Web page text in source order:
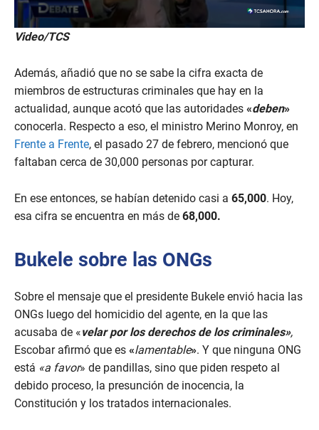
Video/TCS
Además, añadió que no se sabe la cifra exacta de
miembros de estructuras criminales que hay en la
actualidad, aunque acotó que las autoridades «deben»
conocerla. Respecto a eso, el ministro Merino Monroy, en
Frente a Frente, el pasado 27 de febrero, mencionó que
faltaban cerca de 30,000 personas por capturar.
En ese entonces, se habían detenido casi a 65,000. Hoy,
esa cifra se encuentra en más de 68,000.
Bukele sobre las ONGs
Sobre el mensaje que el presidente Bukele envió hacia las
ONGs luego del homicidio del agente, en la que las
acusaba de «velar por los derechos de los criminales»,
Escobar afirmó que es «lamentable». Y que ninguna ONG
está «a favor» de pandillas, sino que piden respeto al
debido proceso, la presunción de inocencia, la
Constitución y los tratados internacionales.